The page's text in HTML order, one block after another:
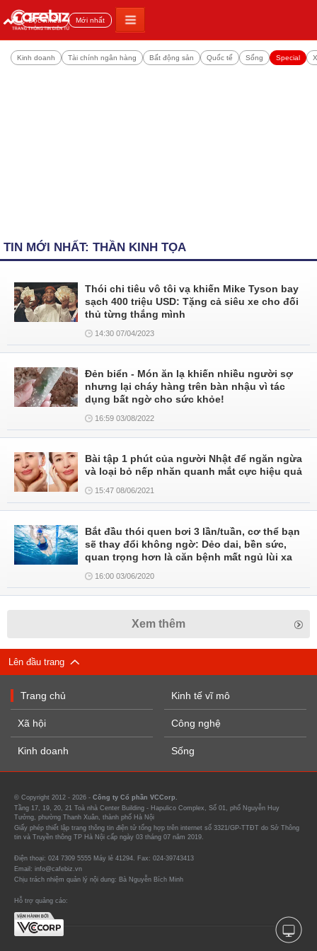
Đọc nhiều Mới nhất
Kinh doanh Tài chính ngân hàng Bất động sản Quốc tế Sống Special
TIN MỚI NHẤT: THẦN KINH TỌA
Thói chi tiêu vô tôi vạ khiến Mike Tyson bay
sạch 400 triệu USD: Tặng cả siêu xe cho đối
thủ từng thắng mình
14:30 07/04/2023
Đẻn biển - Món ăn lạ khiến nhiều người sợ
nhưng lại cháy hàng trên bàn nhậu vì tác
dụng bất ngờ cho sức khỏe!
16:59 03/08/2022
Bài tập 1 phút của người Nhật để ngăn ngừa
và loại bỏ nếp nhăn quanh mắt cực hiệu quả
15:47 08/06/2021
Bắt đầu thói quen bơi 3 lần/tuần, cơ thể bạn
sẽ thay đổi không ngờ: Dẻo dai, bền sức,
quan trọng hơn là căn bệnh mất ngủ lùi xa
16:00 03/06/2020
Xem thêm
Lên đầu trang
Trang chủ
Xã hội
Kinh doanh
Kinh tế vĩ mô
Công nghệ
Sống
© Copyright 2012 - 2026 - Công ty Cổ phần VCCorp.
Tầng 17, 19, 20, 21 Toà nhà Center Building - Hapulico Complex, Số 01, phố Nguyễn Huy
Tưởng, phường Thanh Xuân, thành phố Hà Nội
Giấy phép thiết lập trang thông tin điện tử tổng hợp trên internet số 3321/GP-TTĐT do Sở Thông
tin và Truyền thông TP Hà Nội cấp ngày 03 tháng 07 năm 2019.
Điện thoại: 024 7309 5555 Máy lẻ 41294. Fax: 024-39743413
Email: info@cafebiz.vn
Chịu trách nhiệm quản lý nội dung: Bà Nguyễn Bích Minh
Hỗ trợ quảng cáo: